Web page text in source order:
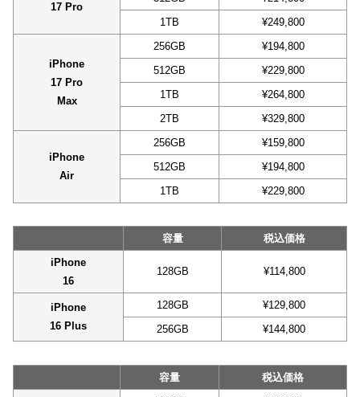
17 Pro
1TB
¥249,800
iPhone
17 Pro
Max
256GB
¥194,800
512GB
¥229,800
1TB
¥264,800
2TB
¥329,800
iPhone
Air
256GB
¥159,800
512GB
¥194,800
1TB
¥229,800
容量
税込価格
iPhone
16
128GB ¥114,800
iPhone
16 Plus
128GB
¥129,800
256GB
¥144,800
容量 税込価格